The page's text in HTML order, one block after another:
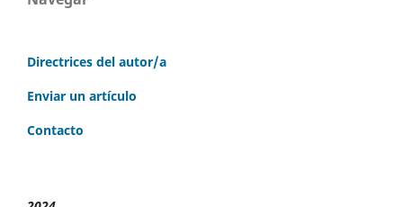
Directrices del autor/a
Enviar un artículo
Contacto